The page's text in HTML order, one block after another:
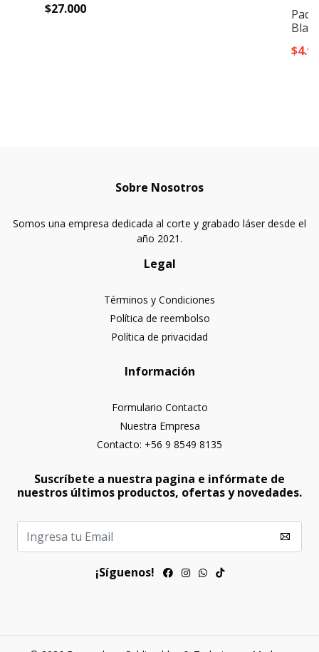
$27.000
Sobre Nosotros
Somos una empresa dedicada al corte y grabado láser desde el
año 2021.
Legal
Términos y Condiciones
Política de reembolso
Política de privacidad
Información
Formulario Contacto
Nuestra Empresa
Contacto: +56 9 8549 8135
Suscríbete a nuestra pagina e infórmate de
nuestros últimos productos, ofertas y novedades.
¡Síguenos!